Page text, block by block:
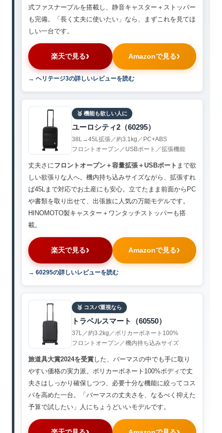
式ファスナープルを搭載し、静音キャスター＋ストッパー
も完備。「長く丈夫に使いたい」なら、まずこれを見てほ
しい一台です。
楽天で見る Amazonで見る
→ ヘリテージ3の詳しいレビューを読む
🥈 機能も欲しい人に
ユーロシティ2（60295）
38L→45L拡張／約3.1kg／PC+ABS
フロントオープン／USBポート／拡張機能
丈夫さに フロントオープン＋容量拡張＋USBポート まで欲
しい欲張りな人へ。機内持ち込みサイズながら、拡張すれ
ば45Lまで対応でお土産にも安心。立てたまま前面からPC
や書類を取り出せて、出張族に人気の万能モデルです。
HINOMOTO製キャスター＋ワンタッチストッパーも搭
載。
楽天で見る Amazonで見る
→ 60295の詳しいレビューを読む
🥉 コスパ重視なら
トラベルスマート（60550）
37L／約3.2kg／ポリカーボネート100%
フロントオープン／機内持ち込みサイズ
旅道具大賞2024を受賞した、バーマスの中でも手に取り
やすい価格の実力派。ポリカーボネート100%ボディで丈
夫さはしっかり確保しつつ、必要十分な機能に絞ってコス
パを高めた一台。「バーマスの丈夫さを、なるべく抑えた
予算で試したい」人にちょうどいいモデルです。